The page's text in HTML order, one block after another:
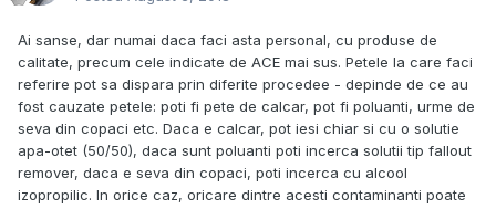
Ai sanse, dar numai daca faci asta personal, cu produse de
calitate, precum cele indicate de ACE mai sus. Petele la care faci
referire pot sa dispara prin diferite procedee - depinde de ce au
fost cauzate petele: poti fi pete de calcar, pot fi poluanti, urme de
seva din copaci etc. Daca e calcar, pot iesi chiar si cu o solutie
apa-otet (50/50), daca sunt poluanti poti incerca solutii tip fallout
remover, daca e seva din copaci, poti incerca cu alcool
izopropilic. In orice caz, oricare dintre acesti contaminanti poate